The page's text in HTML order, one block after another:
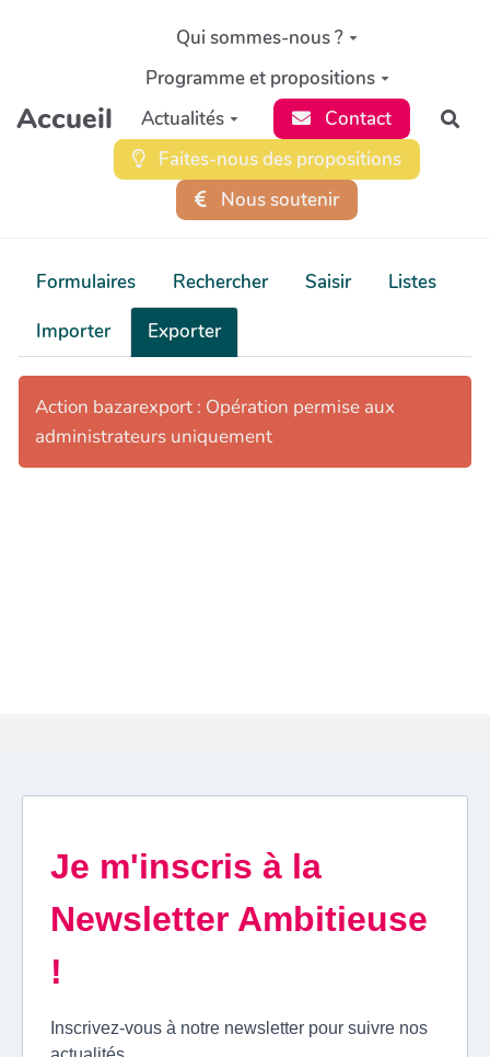
Aller au contenu principal
Accueil
Qui sommes-nous ?
Programme et propositions
Actualités
Contact
Faites-nous des propositions
Nous soutenir
Formulaires Rechercher Saisir
Listes
Importer
Exporter
Action bazarexport : Opération permise aux
administrateurs uniquement